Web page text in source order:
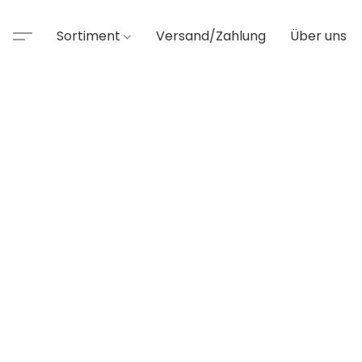
Sortiment Versand/Zahlung Über uns